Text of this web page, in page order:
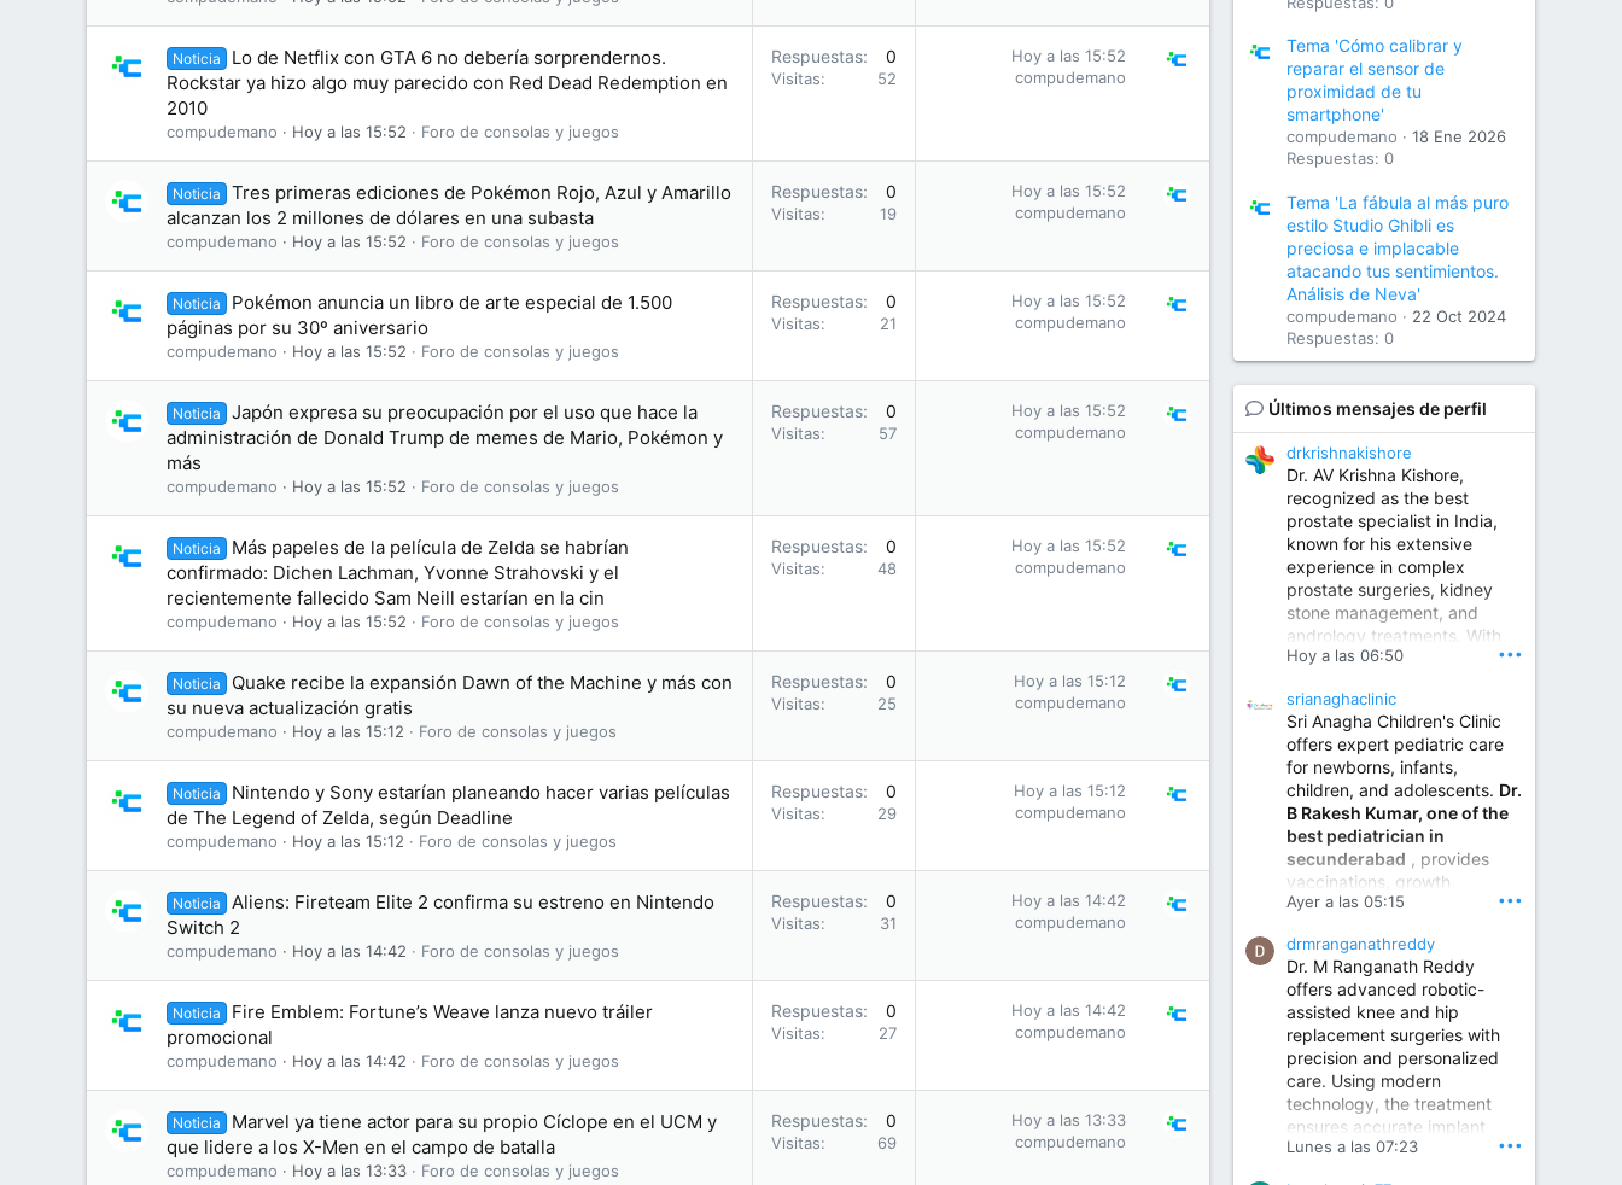
Noticia
Lo de Netflix con GTA 6 no debería sorprendernos.
Rockstar ya hizo algo muy parecido con Red Dead Redemption en
2010
compudemano Hoy a las 15:52 Foro de consolas y juegos
Respuestas 0
Visitas 52
Hoy a las 15:52
compudemano
Noticia
Tres primeras ediciones de Pokémon Rojo, Azul y Amarillo
alcanzan los 2 millones de dólares en una subasta
compudemano Hoy a las 15:52 Foro de consolas y juegos
Respuestas 0
Visitas 19
Hoy a las 15:52
compudemano
Noticia
Pokémon anuncia un libro de arte especial de 1.500
páginas por su 30º aniversario
compudemano Hoy a las 15:52 Foro de consolas y juegos
Respuestas 0
Visitas 21
Hoy a las 15:52
compudemano
Noticia
Japón expresa su preocupación por el uso que hace la
administración de Donald Trump de memes de Mario, Pokémon y
más
compudemano Hoy a las 15:52 Foro de consolas y juegos
Respuestas 0
Visitas 57
Hoy a las 15:52
compudemano
Noticia
Más papeles de la película de Zelda se habrían
confirmado: Dichen Lachman, Yvonne Strahovski y el
recientemente fallecido Sam Neill estarían en la cin
compudemano Hoy a las 15:52 Foro de consolas y juegos
Respuestas 0
Visitas 48
Hoy a las 15:52
compudemano
Noticia
Quake recibe la expansión Dawn of the Machine y más con
su nueva actualización gratis
compudemano Hoy a las 15:12 Foro de consolas y juegos
Respuestas 0
Visitas 25
Hoy a las 15:12
compudemano
Noticia
Nintendo y Sony estarían planeando hacer varias películas
de The Legend of Zelda, según Deadline
compudemano Hoy a las 15:12 Foro de consolas y juegos
Respuestas 0
Visitas 29
Hoy a las 15:12
compudemano
Noticia
Aliens: Fireteam Elite 2 confirma su estreno en Nintendo
Switch 2
compudemano Hoy a las 14:42 Foro de consolas y juegos
Respuestas 0
Visitas 31
Hoy a las 14:42
compudemano
Noticia
Fire Emblem: Fortune’s Weave lanza nuevo tráiler
promocional
compudemano Hoy a las 14:42 Foro de consolas y juegos
Respuestas 0
Visitas 27
Hoy a las 14:42
compudemano
Noticia
Marvel ya tiene actor para su propio Cíclope en el UCM y
que lidere a los X-Men en el campo de batalla
compudemano Hoy a las 13:33 Foro de consolas y juegos
Respuestas 0
Visitas 69
Hoy a las 13:33
compudemano
Tema 'Cómo calibrar y
reparar el sensor de
proximidad de tu
smartphone'
compudemano
18 Ene 2026
Respuestas: 0
Tema 'La fábula al más puro
estilo Studio Ghibli es
preciosa e implacable
atacando tus sentimientos.
Análisis de Neva'
compudemano
22 Oct 2024
Respuestas: 0
Últimos mensajes de perfil
drkrishnakishore
Dr. AV Krishna Kishore,
recognized as the best
prostate specialist in India,
known for his extensive
experience in complex
prostate surgeries, kidney
stone management, and
andrology treatments. With
years of surgical practice and
invasive and robotic
techniques.
Best Urologist in Vijayawada | Urology Specialist in Vijayawada
Dr. A. V. Krishna Kishore,
the Best Urologist...
www.drkrishnakishore.com
Hoy a las 06:50 •••
srianaghaclinic
Sri Anagha Children's Clinic
offers expert pediatric care
for newborns, infants,
children, and adolescents. Dr.
B Rakesh Kumar, one of the
best pediatrician in
secunderabad , provides
vaccinations, growth
monitoring, newborn care,
illnesses, nutrition guidance,
and preventive healthcare in
a child-friendly environment.
Children Hospital in Secunderabad | Best Pediatrician in Hyderabad | Neonatologist in Medchal
Our pediatrician and
Neonatologist team at...
www.srianaghaclinic.com
Ayer a las 05:15 •••
drmranganathreddy
Dr. M Ranganath Reddy
offers advanced robotic-
assisted knee and hip
replacement surgeries with
precision and personalized
care. Using modern
technology, the treatment
ensures accurate implant
placement, reduced pain,
Lunes a las 07:23 •••